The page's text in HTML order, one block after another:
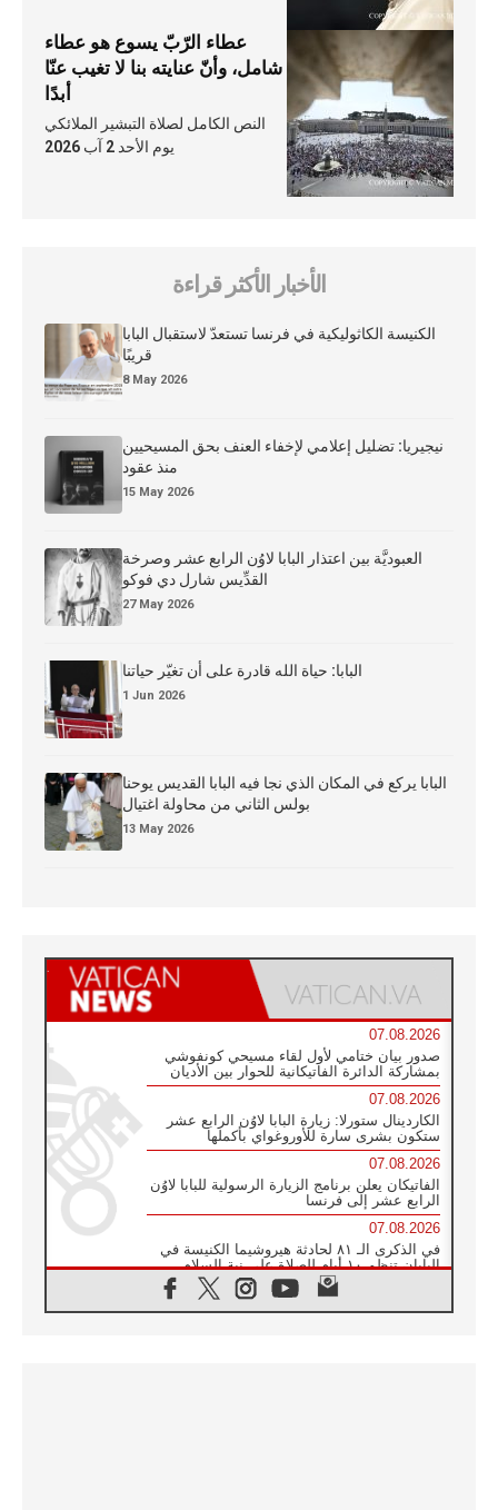
عطاء الرّبّ يسوع هو عطاء
شامل، وأنّ عنايته بنا لا تغيب عنّا
أبدًا
النص الكامل لصلاة التبشير الملائكي
يوم الأحد 2 آب 2026
الأخبار الأكثر قراءة
الكنيسة الكاثوليكية في فرنسا تستعدّ لاستقبال البابا
قريبًا
8 May 2026
نيجيريا: تضليل إعلامي لإخفاء العنف بحق المسيحيين
منذ عقود
15 May 2026
العبوديَّة بين اعتذار البابا لاوُن الرابع عشر وصرخة
القدِّيس شارل دي فوكو
27 May 2026
البابا: حياة الله قادرة على أن تغيّر حياتنا
1 Jun 2026
البابا يركع في المكان الذي نجا فيه البابا القديس يوحنا
بولس الثاني من محاولة اغتيال
13 May 2026
07.08.2026
صدور بيان ختامي لأول لقاء مسيحي كونفوشي
بمشاركة الدائرة الفاتيكانية للحوار بين الأديان
07.08.2026
الكاردينال ستورلا: زيارة البابا لاوُن الرابع عشر
ستكون بشرى سارة للأوروغواي بأكملها
07.08.2026
الفاتيكان يعلن برنامج الزيارة الرسولية للبابا لاوُن
الرابع عشر إلى فرنسا
07.08.2026
في الذكرى الـ ٨١ لحادثة هيروشيما الكنيسة في
اليابان تنظم ١٠ أيام للصلاة على نية السلام
الكنيسة في الأوروغواي: زيارة البابا ستعزز